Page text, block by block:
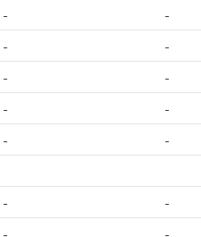
-
-
-
-
-
-
-
-
-
-
-
-
-
-